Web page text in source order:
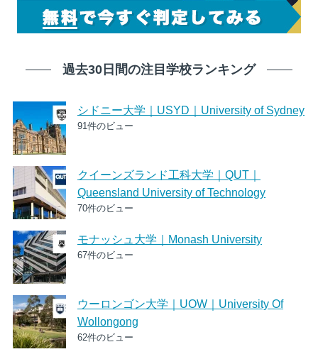
過去30日間の注目学校ランキング
シドニー大学｜USYD｜University of Sydney
91件のビュー
クイーンズランド工科大学｜QUT｜
Queensland University of Technology
70件のビュー
モナッシュ大学｜Monash University
67件のビュー
ウーロンゴン大学｜UOW｜University Of
Wollongong
62件のビュー